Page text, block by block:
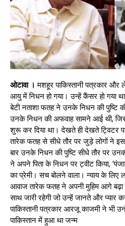
ओटावा । मशहूर पाकिस्तानी पत्रकार
आयु में निधन हो गया। उन्हें कैंसर हो गया
बेटी नताशा फतह ने उनके निधन की पुष्टि
उनके निधन की अफवाह सामने आई थी,
शुरू कर दिया था। देखते ही देखते ट्विटर
तारेक फतह से सीधे तौर पर जुड़े लोगों ने
बार उनके निधन की पुष्टि सीधे तौर पर
ने अपने पिता के निधन पर ट्वीट किया,
का प्रेमी। सच बोलने वाला। न्याय के लिए
आवाज तारेक फतह ने अपनी मुहिम आगे
साथ जारी रहेगी जो उन्हें जानते और
पाकिस्तानी पत्रकार आरजू काजमी ने भी
पाकिस्तान में हुआ था जन्म